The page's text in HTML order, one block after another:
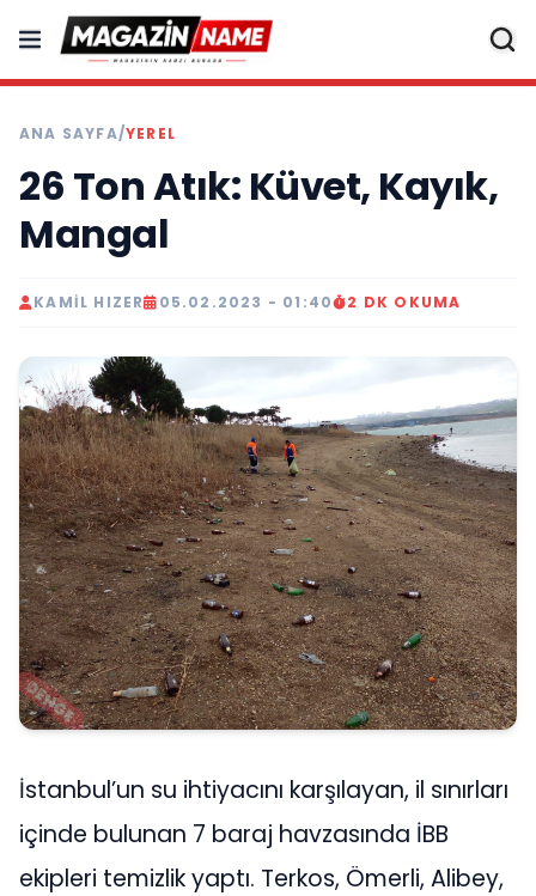
ANA SAYFA/YEREL
26 Ton Atık: Küvet, Kayık,
Mangal
KAMIL HIZER 05.02.2023 - 01:40 2 DK OKUMA
İstanbul’un su ihtiyacını karşılayan, il sınırları
içinde bulunan 7 baraj havzasında İBB
ekipleri temizlik yaptı. Terkos, Ömerli, Alibey,